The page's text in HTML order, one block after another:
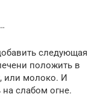
следующая
положить в
или молоко. И
слабом огне.